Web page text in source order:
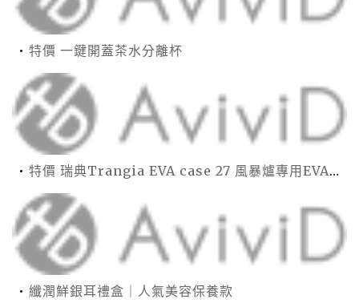
特價 一鍵開蓋茶水分離杯
特價 瑞典Trangia EVA case 27 風暴爐專用EVA 防護外盒(小)-黑
纖潤鮮銀耳禮盒｜人氣美容保養款